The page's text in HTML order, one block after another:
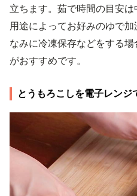
立ちます。茹で時間の目安は
用途によってお好みのゆで
なみに冷凍保存などをする
がおすすめです。
とうもろこしを電子レンジ